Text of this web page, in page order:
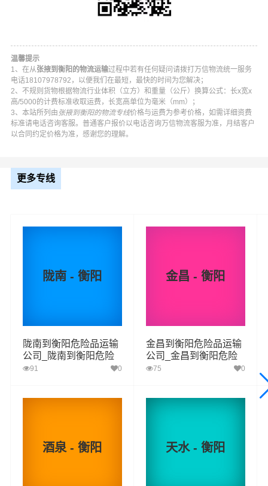
裕固族,民乐县,临泽县,高台县,山丹县都可以上门提货。
我司危险品承运范围：
三类：易燃液体（乙醇、油漆、涂料、燃油）
温馨提示
1、在从 张掖到衡阳的物流运输过程中若有任何疑问请拨打万信物流统一服务
电话18107978792，以便我们在最短，最快的时间为您解决；
2、不规则货物根据物流行业体积（立方）和重量（公斤）换算公式：长x宽x
高/5000的计费标准收取运费，长宽高单位为毫米（mm）；
3、本站所列由 张掖到衡阳的物流专线价格与运费为参考价格，如需详细资费
标准请电话咨询客服。普通客户报价以电话咨询万信物流客服为准，月结客户
以合同约定价格为准，感谢您的理解。
更多专线
陇南 - 衡阳
陇南到衡阳危险品运输
公司_陇南到衡阳危险
品物流货运专线
91 0
金昌 - 衡阳
金昌到衡阳危险品运输
公司_金昌到衡阳危险
品物流货运专线
75 0
酒泉 - 衡阳 天水 - 衡阳